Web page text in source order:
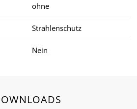
ohne
Strahlenschutz
Nein